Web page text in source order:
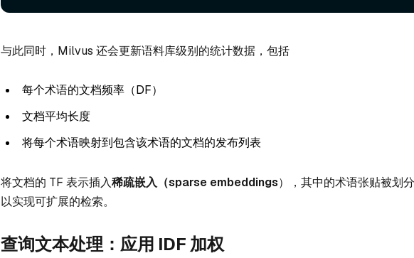
与此同时，Milvus 还会更新语料库级别的统计数据，包括
每个术语的文档频率（DF）
文档平均长度
将每个术语映射到包含该术语的文档的发布列表
将文档的 TF 表示插入稀疏嵌入（sparse embeddings），其中的术语张贴被划
以实现可扩展的检索。
查询文本处理：应用 IDF 加权